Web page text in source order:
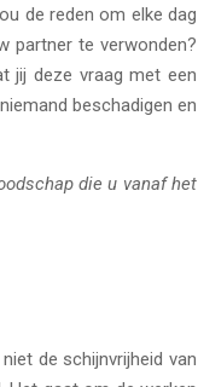
de reden om elke dag
partner te verwonden?
jij deze vraag met een
beschadigen en
die u vanaf het
de schijnvrijheid van